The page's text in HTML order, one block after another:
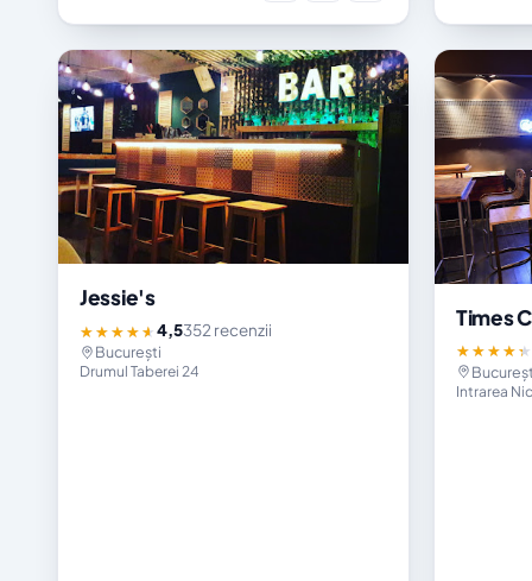
Jessie's
★★★★★4,5352 recenzii
București
Drumul Taberei 24
Times
★★★★★
Intrarea